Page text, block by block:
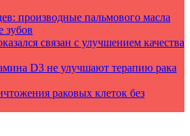
производные пальмового масла
зубов
связан с улучшением качества
D3 не улучшают терапию рака
раковых клеток без